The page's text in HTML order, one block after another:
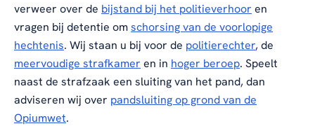
verweer over de bijstand bij het politieverhoor en
vragen bij detentie omschorsing van de voorlopige
hechtenis. Wij staan u bij voor de politierechter, de
meervoudige strafkamer en in hoger beroep. Speelt
naast de strafzaak een sluiting van het pand, dan
adviseren wij over pandsluiting op grond van de
Opiumwet.